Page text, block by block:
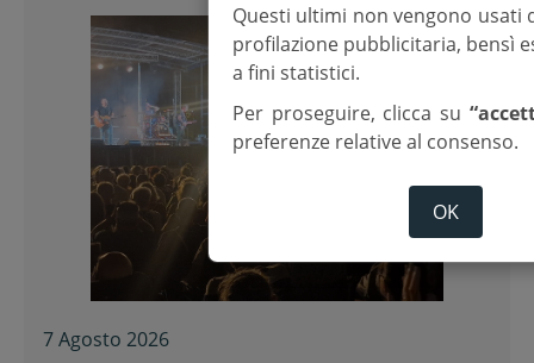
7 Agosto 2026
Questi ultimi non vengono usati
profilazione pubblicitaria, bensì
a fini statistici.
Per proseguire, clicca su
preferenze relative al consenso.
OK